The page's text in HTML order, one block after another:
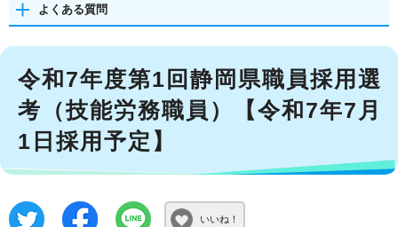
よくある質問
令和7年度第1回静岡県職員採用選
考（技能労務職員）【令和7年7月
1日採用予定】
いいね！